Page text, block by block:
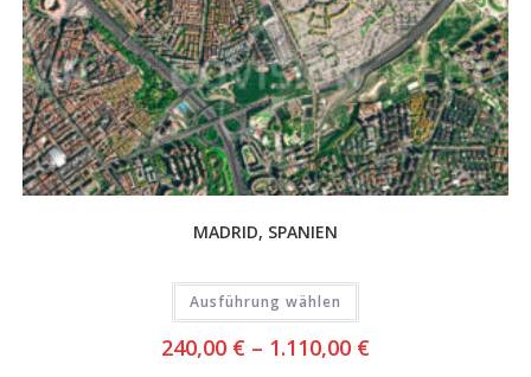
MADRID, SPANIEN
Ausführung wählen
240,00 € – 1.110,00 €